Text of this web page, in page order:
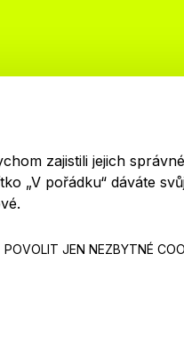
zajistili jejich
„V pořádku“ dáváte
.
POVOLIT JEN NEZBYTNÉ